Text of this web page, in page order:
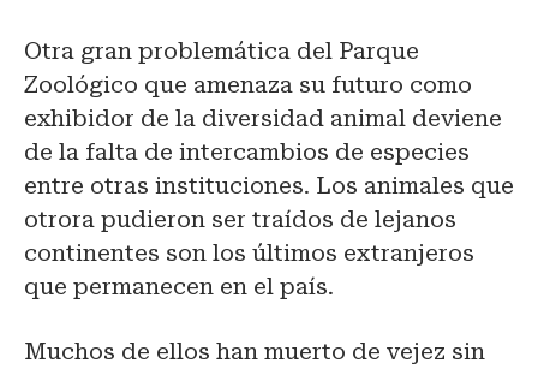
Otra gran problemática del Parque
Zoológico que amenaza su futuro como
exhibidor de la diversidad animal deviene
de la falta de intercambios de especies
entre otras instituciones. Los animales que
otrora pudieron ser traídos de lejanos
continentes son los últimos extranjeros
que permanecen en el país.
Muchos de ellos han muerto de vejez sin